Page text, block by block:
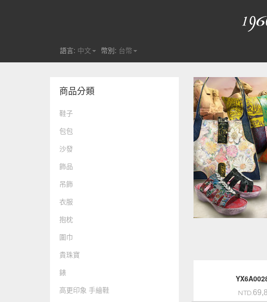
語言: 中文 幣別: 台幣
商品分類
鞋子
包包
沙發
飾品
吊飾
衣服
抱枕
圍巾
貴珠寶
錶
高更印象 手繪鞋
NTD.